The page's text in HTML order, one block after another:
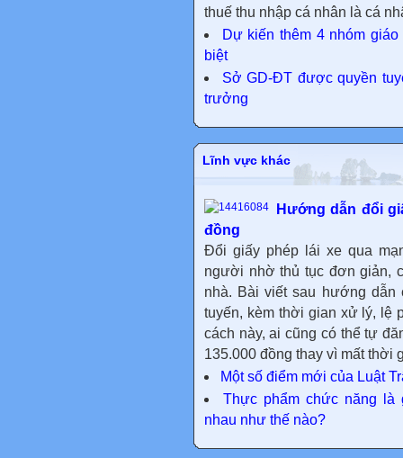
thuế thu nhập cá nhân là cá
Dự kiến thêm 4 nhóm
biệt
Sở GD-ĐT được quyền
trưởng
Lĩnh vực khác
Hướng dẫn đổi
đồng
Đổi giấy phép lái xe qua
người nhờ thủ tục đơn giản,
nhà. Bài viết sau hướng
tuyến, kèm thời gian xử lý, lệ
cách này, ai cũng có thể tự
135.000 đồng thay vì mất thời
Một số điểm mới của Luật
Thực phẩm chức năng là
nhau như thế nào?